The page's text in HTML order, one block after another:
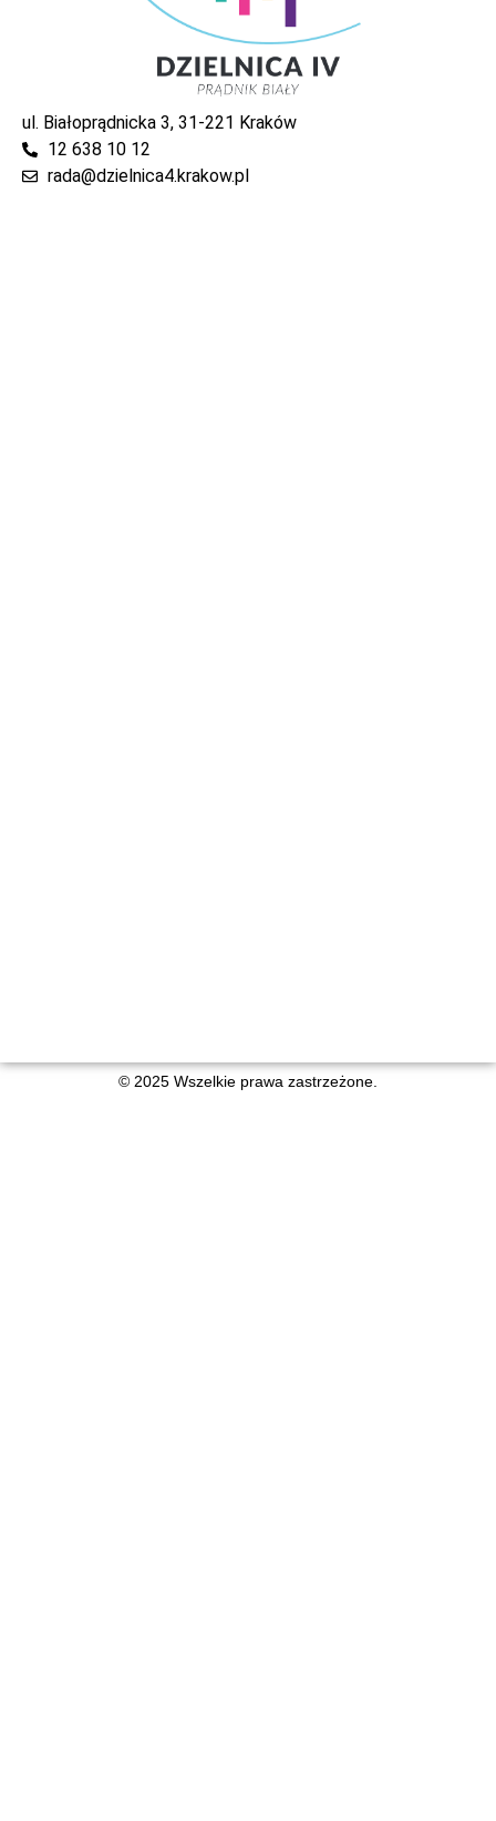
ul. Białoprądnicka 3, 31-221 Kraków
12 638 10 12
rada@dzielnica4.krakow.pl
© 2025 Wszelkie prawa zastrzeżone.